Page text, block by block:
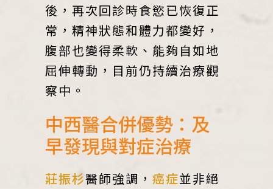
後，再次回診時食慾已恢復正
常，精神狀態和體力都變好，
腹部也變得柔軟、能夠自如地
屈伸轉動，目前仍持續治療觀
察中。
中西醫合併優勢：及
早發現與對症治療
莊振杉醫師強調， 癌症並非絕